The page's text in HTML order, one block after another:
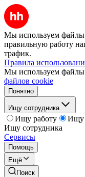
Мы используем файлы
правильную работу
трафик.
Правила
Мы используем файлы
файлов cookie
Понятно
Ищу сотрудника
Ищу работу
Ищу
Ищу сотрудника
Сервисы
Помощь
Ещё
Поиск